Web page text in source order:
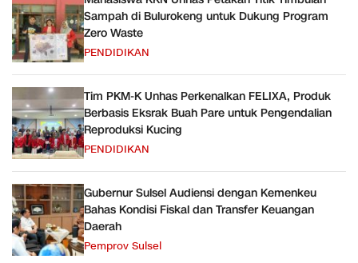
Sampah di Bulurokeng untuk Dukung Program
Zero Waste
PENDIDIKAN
Tim PKM-K Unhas Perkenalkan FELIXA, Produk
Berbasis Eksrak Buah Pare untuk Pengendalian
Reproduksi Kucing
PENDIDIKAN
Gubernur Sulsel Audiensi dengan Kemenkeu
Bahas Kondisi Fiskal dan Transfer Keuangan
Daerah
Pemprov Sulsel